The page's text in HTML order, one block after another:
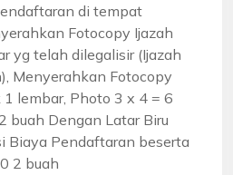
di tempat
Fotocopy Ijazah
yg telah dilegalisir (Ijazah
Menyerahkan Fotocopy
1 lembar, Photo 3 x 4 = 6
buah Dengan Latar Biru
Biaya Pendaftaran beserta
2 buah